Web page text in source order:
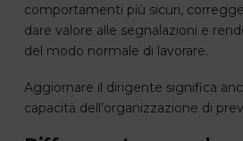
comportamenti più sicuri,
dare valore alle segnalazioni e
del modo normale di lavorare.
Aggiornare il dirigente significa
capacità dell’organizzazione di